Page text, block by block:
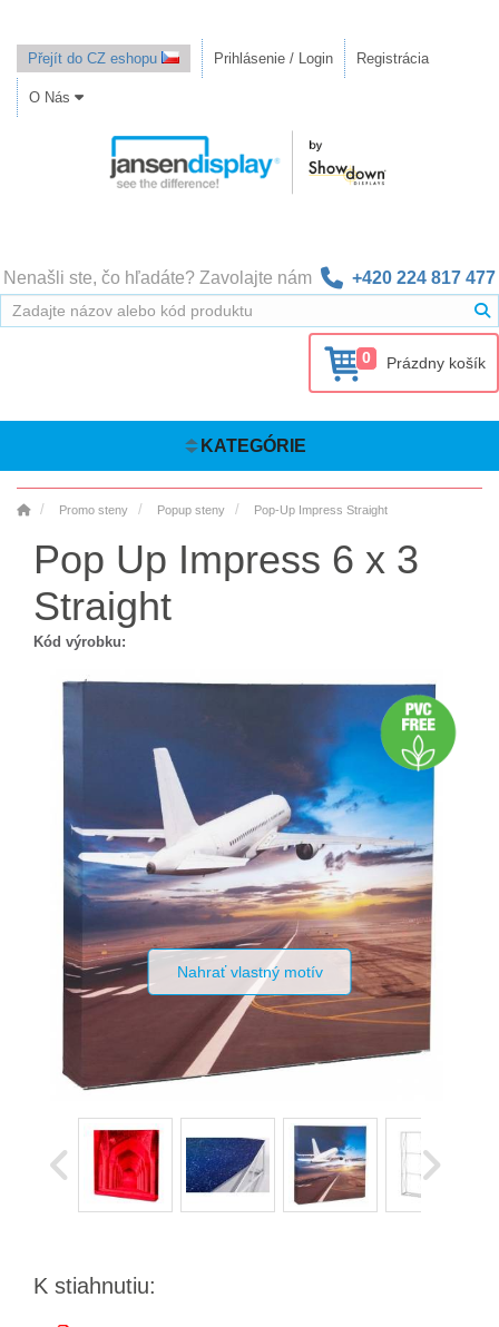
Přejít do CZ eshopu Prihlásenie / Login Registrácia
O Nás
Nenašli ste, čo hľadáte? Zavolajte nám +420 224 817 477
0 Prázdny košík
KATEGÓRIE
Promo steny Popup steny Pop-Up Impress Straight
Pop Up Impress 6 x 3
Straight
Kód výrobku:
Nahrať vlastný motív
K stiahnutiu: